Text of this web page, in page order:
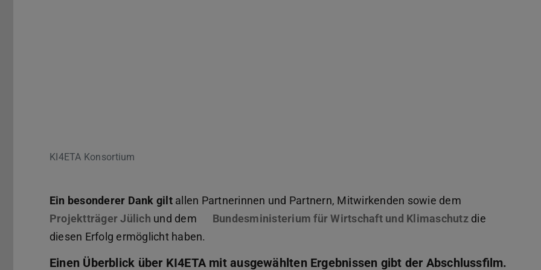
KI4ETA Konsortium
Ein besonderer Dank gilt allen Partnerinnen und Partnern, Mitwirkenden sowie dem
Projektträger Jülich (wird in neuem Tab geöffnet)
und dem Bundesministerium für Wirtschaft und Klimaschutz(wird in
die
diesen Erfolg ermöglicht haben.
Einen Überblick über KI4ETA mit ausgewählten Ergebnissen gibt der Abschlussfilm.